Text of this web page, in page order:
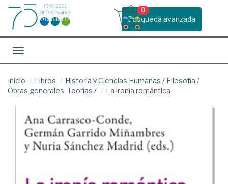
Busqueda avanzada
0
Toggle navigation
Inicio Libros Historia y Ciencias Humanas / Filosofía /
Obras generales. Teorías / La ironía romántica